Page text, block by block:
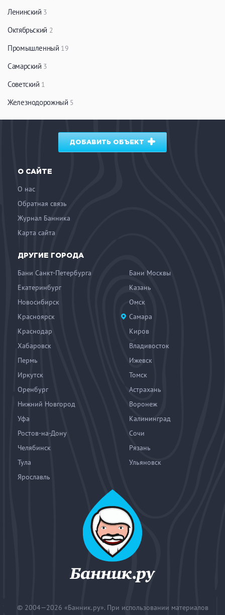
Ленинский 3
Октябрьский 2
Промышленный 19
Самарский 3
Советский 1
Железнодорожный 5
ДОБАВИТЬ ОБЪЕКТ
О САЙТЕ
О нас
Обратная связь
Журнал Банника
Карта сайта
ДРУГИЕ ГОРОДА
Бани Санкт-Петербурга
Бани Москвы
Екатеринбург
Казань
Новосибирск
Омск
Красноярск
Самара
Краснодар
Киров
Хабаровск
Владивосток
Пермь
Ижевск
Иркутск
Томск
Оренбург
Астрахань
Нижний Новгород
Воронеж
Уфа
Калининград
Ростов-на-Дону
Сочи
Челябинск
Рязань
Тула
Ульяновск
Ярославль
© 2004—2026 «Банник.ру». При использовании материалов